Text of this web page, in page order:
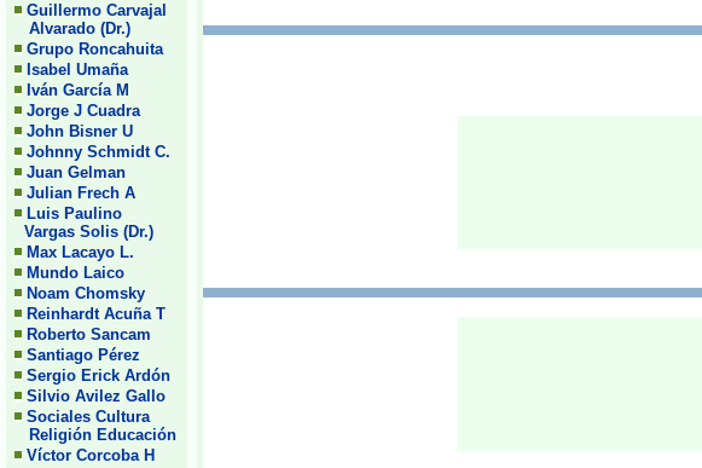
Guillermo Carvajal
Alvarado (Dr.)
Grupo Roncahuita
Isabel Umaña
Iván García M
Jorge J Cuadra
John Bisner U
Johnny Schmidt C.
Juan Gelman
Julian Frech A
Luis Paulino
Vargas Solis (Dr.)
Max Lacayo L.
Mundo Laico
Noam Chomsky
Reinhardt Acuña T
Roberto Sancam
Santiago Pérez
Sergio Erick Ardón
Silvio Avilez Gallo
Sociales Cultura
Religión Educación
Víctor Corcoba H